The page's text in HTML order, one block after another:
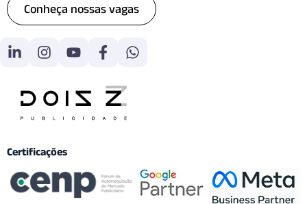
Conheça nossas vagas
Certificações